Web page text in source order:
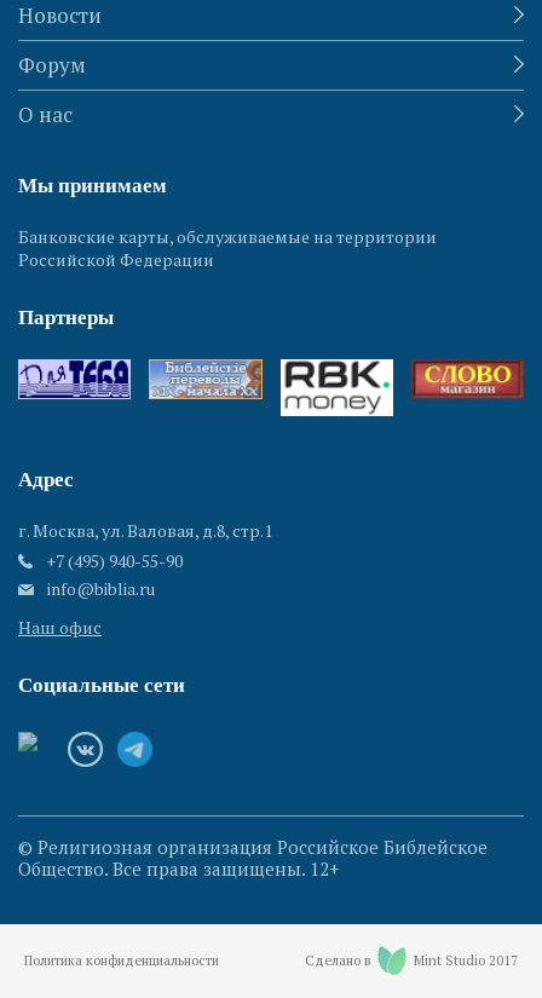
Новости
Форум
О нас
Мы принимаем
Банковские карты, обслуживаемые на территории
Российской Федерации
Партнеры
Адрес
г. Москва, ул. Валовая, д.8, стр.1
+7 (495) 940-55-90
info@biblia.ru
Наш офис
Социальные сети
© Религиозная организация Российское Библейское
Общество. Все права защищены. 12+
Политика конфиденциальности Сделано в Mint Studio 2017